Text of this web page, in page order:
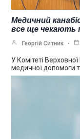
Медичний
все ще чекають
Георгій Ситник
У Комітеті
медичної допомоги